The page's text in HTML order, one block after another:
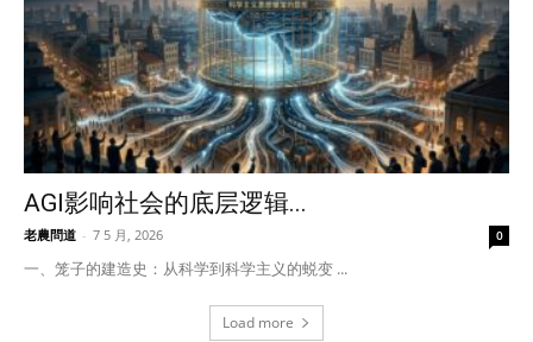
AGI影响社会的底层逻辑...
老農問道 - 7 5 月, 2026 0
一、笼子的建造史：从科学到科学主义的蜕变 ...
Load more